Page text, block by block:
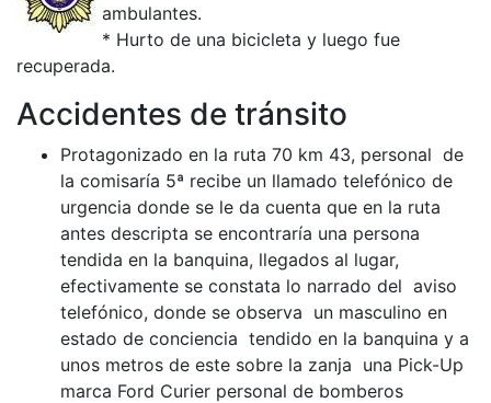
ambulantes.
* Hurto de una bicicleta y luego fue
recuperada.
Accidentes de tránsito
Protagonizado en la ruta 70 km 43, personal de
la comisaría 5ª recibe un llamado telefónico de
urgencia donde se le da cuenta que en la ruta
antes descripta se encontraría una persona
tendida en la banquina, llegados al lugar,
efectivamente se constata lo narrado del aviso
telefónico, donde se observa un masculino en
estado de conciencia tendido en la banquina y a
unos metros de este sobre la zanja una Pick-Up
marca Ford Curier personal de bomberos